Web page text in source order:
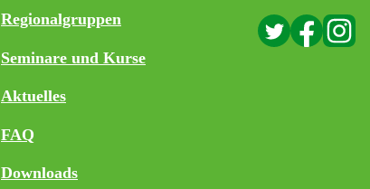
Regionalgruppen
Seminare und Kurse
Aktuelles
FAQ
Downloads